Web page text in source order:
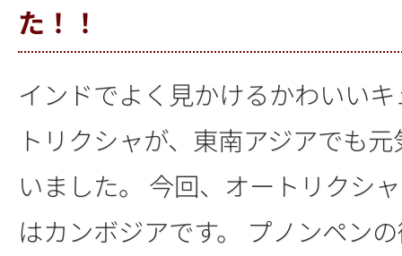
た！！
インドでよく見かけるかわいい
トリクシャが、東南アジアでも
いました。 今回、オートリクシ
はカンボジアです。 プノンペン